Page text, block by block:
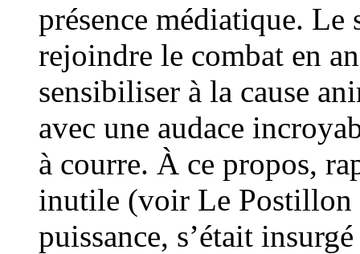
présence médiatique.
rejoindre le combat en
sensibiliser à la cause
avec une audace
à courre. À ce propos,
inutile (voir Le Postillon
puissance, s’était